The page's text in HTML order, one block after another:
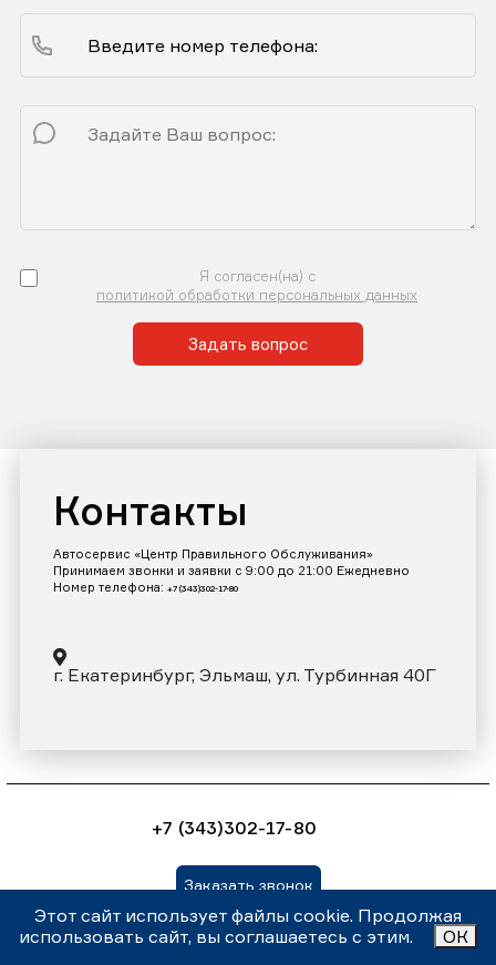
Я согласен(на) с
политикой обработки персональных данных
Задать вопрос
Контакты
Автосервис «Центр Правильного Обслуживания»
Принимаем звонки и заявки с 9:00 до 21:00 Ежедневно
Номер телефона: +7 (343)302-17-80
г. Екатеринбург, Эльмаш, ул. Турбинная 40Г
+7 (343)302-17-80
Заказать звонок
Внимание! Данный сайт носит информационный характер и
Этот сайт использует файлы cookie. Продолжая
использовать сайт, вы соглашаетесь с этим.
ОК